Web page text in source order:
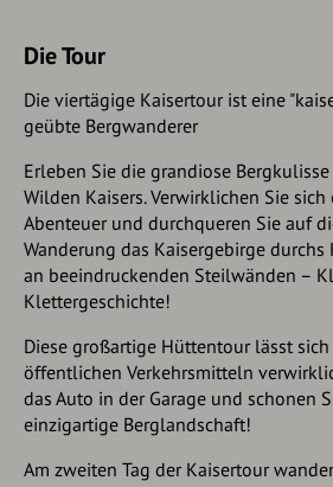
Die Tour
Die viertägige Kaisertour ist eine
geübte Bergwanderer
Erleben Sie die grandiose
Wilden Kaisers. Verwirklichen Sie
Abenteuer und durchqueren Sie auf
Wanderung das Kaisergebirge
an beeindruckenden Steilwänden –
Klettergeschichte!
Diese großartige Hüttentour lässt
öffentlichen Verkehrsmitteln
das Auto in der Garage und schonen
einzigartige Berglandschaft!
Am zweiten Tag der Kaisertour